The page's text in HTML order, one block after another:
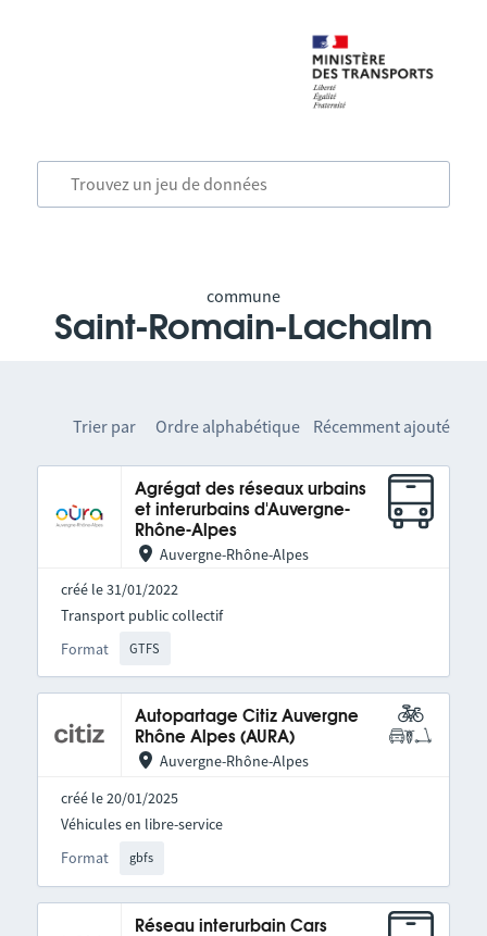
commune
Saint-Romain-Lachalm
Trier par Ordre alphabétique Récemment ajouté
Agrégat des réseaux urbains
et interurbains d'Auvergne-
Rhône-Alpes
Auvergne-Rhône-Alpes
créé le 31/01/2022
Format GTFS
Transport public collectif
Autopartage Citiz Auvergne
Rhône Alpes (AURA)
Auvergne-Rhône-Alpes
créé le 20/01/2025
Format gbfs
Véhicules en libre-service
Réseau interurbain Cars